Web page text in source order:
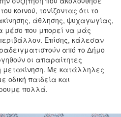
κοινού, τονίζοντας ότι το
άθλησης, ψυχαγωγίας,
μέσο που μπορεί να μάς
Επίσης, κάλεσαν
από το Δήμο
οι απαραίτητες
Με κατάλληλες
παιδεία και
πολλά.